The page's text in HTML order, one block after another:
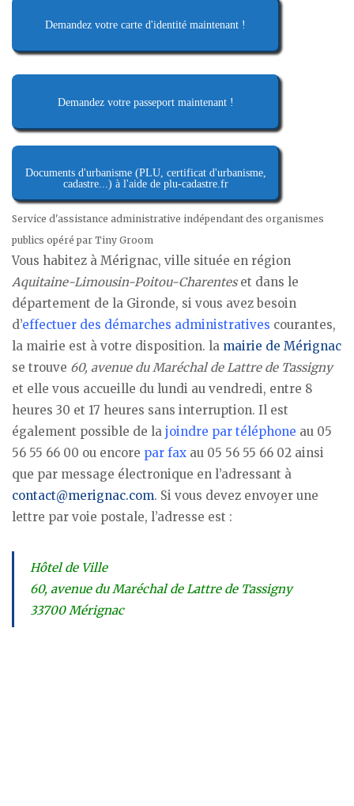
Demandez votre carte d'identité maintenant !
Demandez votre passeport maintenant !
Documents d'urbanisme (PLU, certificat d'urbanisme,
cadastre...) à l'aide de plu-cadastre.fr
Service d'assistance administrative indépendant des organismes
publics opéré par Tiny Groom
Vous habitez à Mérignac, ville située en région
Aquitaine-Limousin-Poitou-Charenteset dans le
département de la Gironde, si vous avez besoin
d’effectuer des démarches administratives courantes,
la mairie est à votre disposition. la mairie de Mérignac
se trouve 60, avenue du Maréchal de Lattre de Tassigny
et elle vous accueille du lundi au vendredi, entre 8
heures 30 et 17 heures sans interruption. Il est
également possible de la joindre par téléphone au 05
56 55 66 00 ou encore par fax au 05 56 55 66 02 ainsi
que par message électronique en l’adressant à
contact@merignac.com. Si vous devez envoyer une
lettre par voie postale, l’adresse est :
Hôtel de Ville
60, avenue du Maréchal de Lattre de Tassigny
33700 Mérignac